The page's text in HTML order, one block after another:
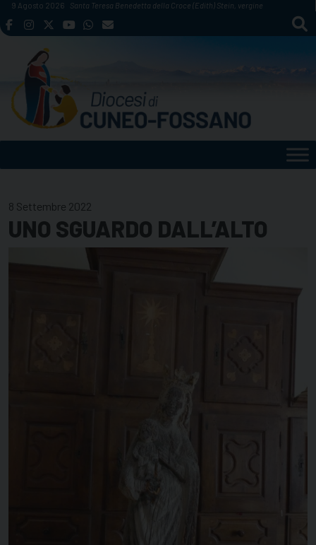
Skip
to
9 Agosto 2026 Santa Teresa Benedetta della Croce (Edith) Stein, vergine
8 Settembre 2022
UNO SGUARDO DALL’ALTO